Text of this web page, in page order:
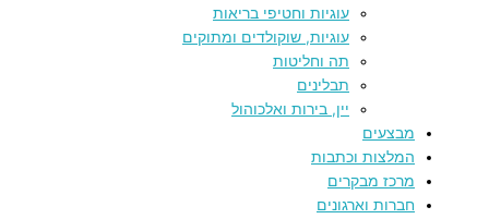
עוגיות וחטיפי בריאות
עוגיות, שוקולדים ומתוקים
תה וחליטות
תבלינים
יין, בירות ואלכוהול
מבצעים
המלצות וכתבות
מרכז מבקרים
חברות וארגונים